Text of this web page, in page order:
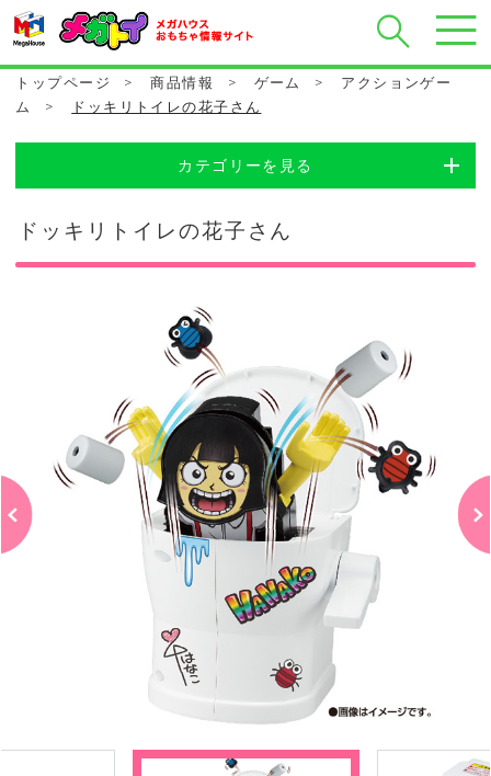
トップページ > 商品情報 > ゲーム >
アクションゲー
ム
> ドッキリトイレの花子さん
カテゴリーを見る
ドッキリトイレの花子さん